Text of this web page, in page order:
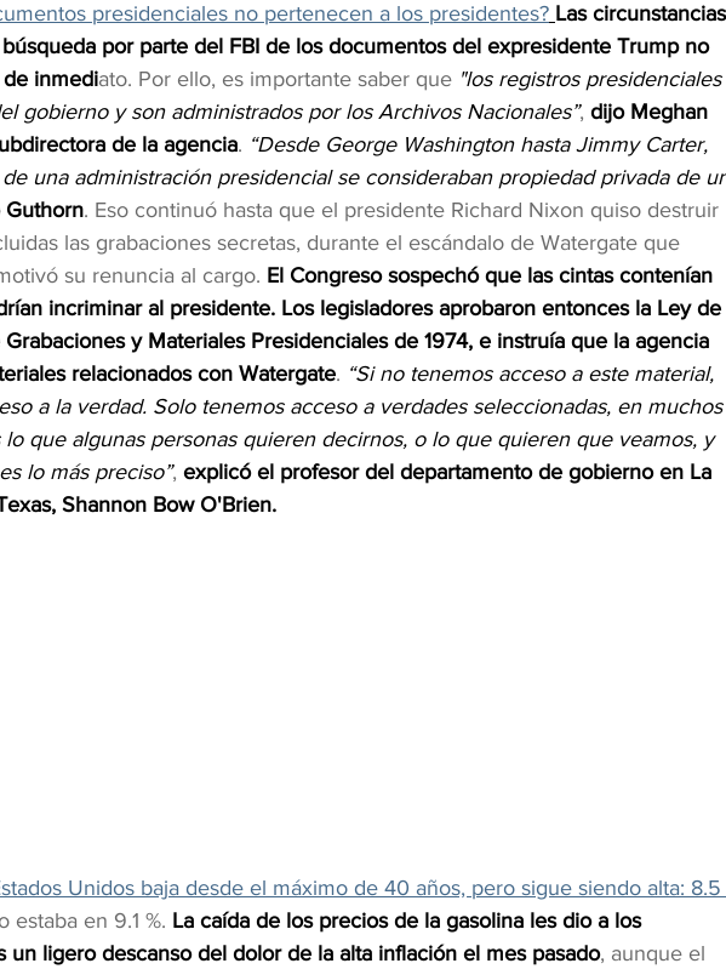
presidenciales no pertenecen a los presidentes? Las
por parte del FBI de los documentos del expresidente Trump no
inmediato. Por ello, es importante saber que "los registros presidenciales
gobierno y son administrados por los Archivos Nacionales”, dijo Meghan
de la agencia. “Desde George Washington hasta Jimmy Carter,
una administración presidencial se consideraban propiedad privada de
Guthorn. Eso continuó hasta que el presidente Richard Nixon quiso destruir
las grabaciones secretas, durante el escándalo de Watergate que
su renuncia al cargo. El Congreso sospechó que las cintas contenían
incriminar al presidente. Los legisladores aprobaron entonces la Ley de
y Materiales Presidenciales de 1974, e instruía que la agencia
relacionados con Watergate. “Si no tenemos acceso a este material,
a la verdad. Solo tenemos acceso a verdades seleccionadas, en
lo que algunas personas quieren decirnos, o lo que quieren que veamos, y
lo más preciso”, explicó el profesor del departamento de gobierno en La
Shannon Bow O'Brien.
Unidos baja desde el máximo de 40 años, pero sigue siendo alta: 8.5
estaba en 9.1 %. La caída de los precios de la gasolina les dio a los
un ligero descanso del dolor de la alta inflación el mes pasado, aunque el